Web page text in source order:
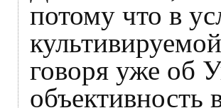
потому что в
говоря уже об
объективность